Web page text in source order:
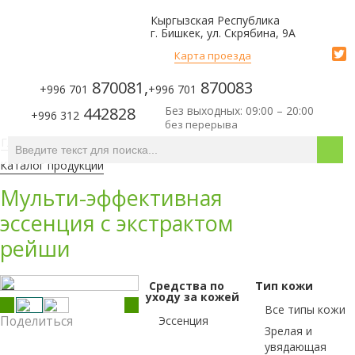
Кыргызская Республика
г. Бишкек, ул. Скрябина, 9А
Карта проезда
+996 701 870081,+996 701 870083
+996 312 442828 Без выходных: 09:00 – 20:00
без перерыва
Главная
Каталог продукции
Мульти-эффективная
эссенция с экстрактом
рейши
Поделиться
Средства по
уходу за кожей
Эссенция
Тип кожи
Все типы кожи
Зрелая и
увядающая